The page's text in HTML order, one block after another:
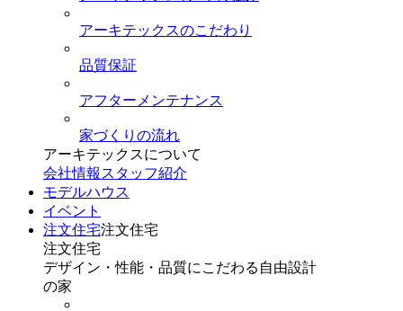
アーキテックスのこだわり
品質保証
アフターメンテナンス
家づくりの流れ
アーキテックスについて
会社情報 スタッフ紹介
モデルハウス
イベント
注文住宅注文住宅
注文住宅
デザイン・性能・品質にこだわる自由設計
の家